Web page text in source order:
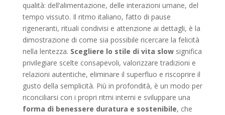
qualità: dell’alimentazione, delle interazioni umane, del
tempo vissuto. Il ritmo italiano, fatto di pause
rigeneranti, rituali condivisi e attenzione ai dettagli, è la
dimostrazione di come sia possibile ricercare la felicità
nella lentezza. Scegliere lo stile di vita slowsignifica
privilegiare scelte consapevoli, valorizzare tradizioni e
relazioni autentiche, eliminare il superfluo e riscoprire il
gusto della semplicità. Più in profondità, è un modo per
riconciliarsi con i propri ritmi interni e sviluppare una
forma di benessere duratura e sostenibile, che